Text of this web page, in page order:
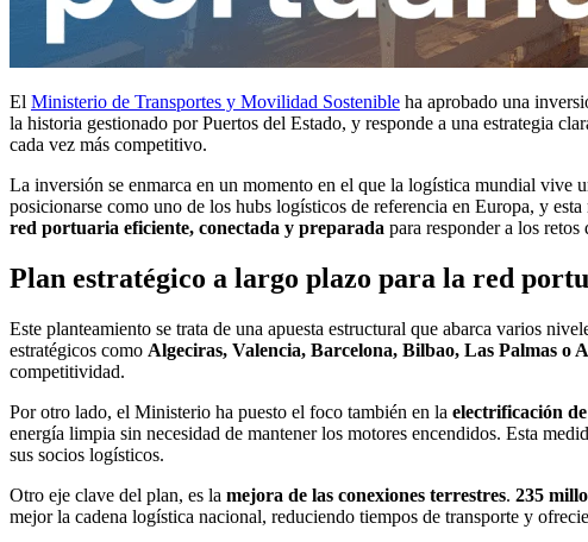
El Ministerio de Transportes y Movilidad Sostenible ha aprobado una
la historia gestionado por Puertos del Estado, y responde a una estrategia
cada vez más competitivo.
La inversión se enmarca en un momento en el que la logística mundial vive
posicionarse como uno de los hubs logísticos de referencia en Europa, y
red portuaria eficiente, conectada y preparada para responder a los
Plan estratégico a largo plazo para la red
Este planteamiento se trata de una apuesta estructural que abarca varios
estratégicos como Algeciras, Valencia, Barcelona, Bilbao, Las Palmas o
competitividad.
Por otro lado, el Ministerio ha puesto el foco también en la electrificación
energía limpia sin necesidad de mantener los motores encendidos. Esta
sus socios logísticos.
Otro eje clave del plan, es la mejora de las conexiones terrestres. 235
mejor la cadena logística nacional, reduciendo tiempos de transporte y